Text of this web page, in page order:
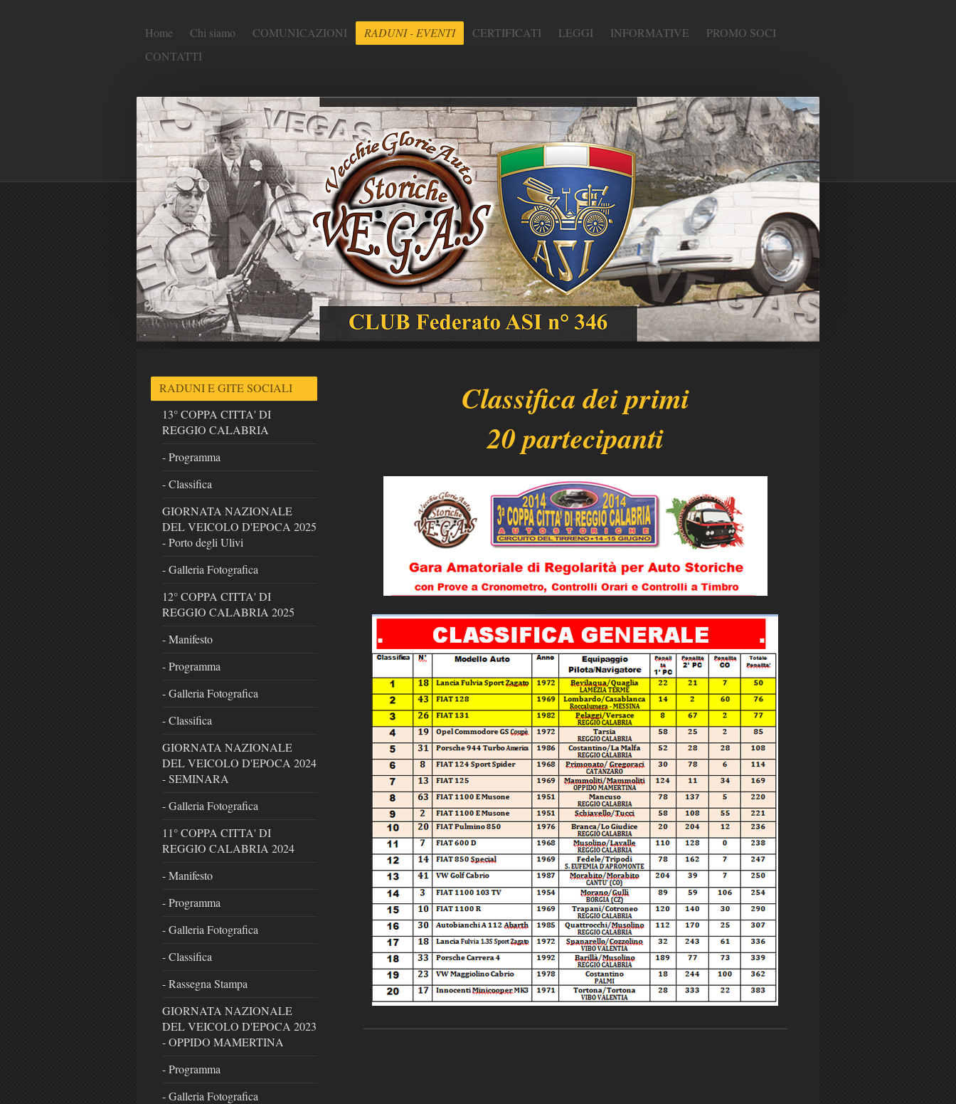
Home Chi siamo COMUNICAZIONI RADUNI - EVENTI CERTIFICATI LEGGI INFORMATIVE
PROMO SOCI
CONTATTI
Classifica dei primi
20 partecipanti
RADUNI E GITE SOCIALI
13° COPPA CITTA' DI
REGGIO CALABRIA
- Programma
- Classifica
GIORNATA NAZIONALE
DEL VEICOLO D'EPOCA 2025
- Porto degli Ulivi
- Galleria Fotografica
12° COPPA CITTA' DI
REGGIO CALABRIA 2025
- Manifesto
- Programma
- Galleria Fotografica
- Classifica
GIORNATA NAZIONALE
DEL VEICOLO D'EPOCA 2024
- SEMINARA
- Galleria Fotografica
11° COPPA CITTA' DI
REGGIO CALABRIA 2024
- Manifesto
- Programma
- Galleria Fotografica
- Classifica
- Rassegna Stampa
GIORNATA NAZIONALE
DEL VEICOLO D'EPOCA 2023
- OPPIDO MAMERTINA
- Programma
- Galleria Fotografica